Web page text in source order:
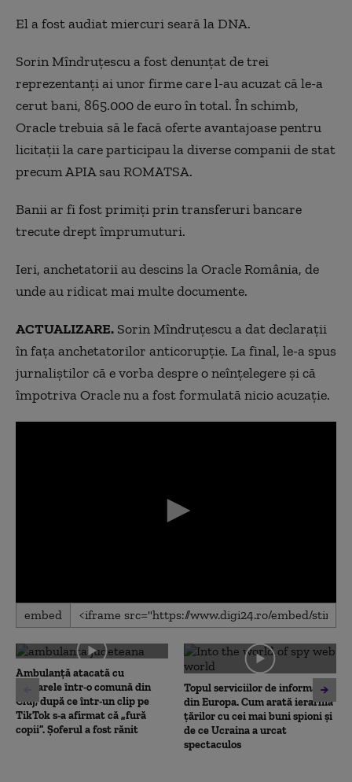
El a fost audiat miercuri seară la DNA.
Sorin Mîndruțescu a fost denunțat de trei
reprezentanți ai unor firme care l-au acuzat că le-a
cerut bani, 865.000 de euro în total. În schimb,
Oracle trebuia să le facă oferte avantajoase pentru
licitații la care participau la diverse companii de stat
precum APIA sau ROMATSA.
Banii ar fi fost primiți prin transferuri bancare
trecute drept împrumuturi.
Ieri, anchetatorii au descins la Oracle România, de
unde au ridicat mai multe documente.
ACTUALIZARE. Sorin Mîndruțescu a dat declarații
în fața anchetatorilor anticorupție. La final, le-a spus
jurnaliștilor că e vorba despre o neînțelegere și că
împotriva Oracle nu a fost formulată nicio acuzație.
0
seconds
0
seconds
embed
Ambulanţă atacată cu
topoarele într-o comună din
Cluj, după ce într-un clip pe
TikTok s-a afirmat că „fură
copii”. Șoferul a fost rănit
Topul serviciilor de informații
din Europa. Cum arată ierarhia
țărilor cu cei mai buni spioni și
de ce Ucraina a urcat
spectaculos